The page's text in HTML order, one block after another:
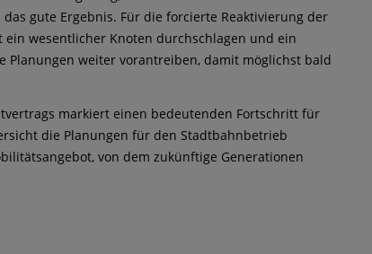
gute Ergebnis. Für die forcierte Reaktivierung der
wesentlicher Knoten durchschlagen und ein
Planungen weiter vorantreiben, damit möglichst bald
markiert einen bedeutenden Fortschritt für
die Planungen für den Stadtbahnbetrieb
von dem zukünftige Generationen